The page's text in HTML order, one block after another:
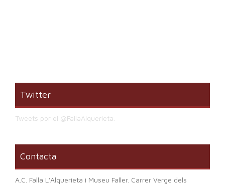
Twitter
Tweets por el @FallaAlquerieta.
Contacta
A.C. Falla L'Alquerieta i Museu Faller. Carrer Verge dels